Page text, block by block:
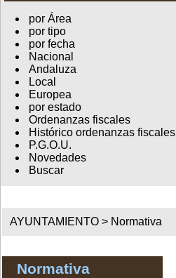
por Área
por tipo
por fecha
Nacional
Andaluza
Local
Europea
por estado
Ordenanzas fiscales
Histórico ordenanzas fiscales
P.G.O.U.
Novedades
Buscar
AYUNTAMIENTO > Normativa
Normativa